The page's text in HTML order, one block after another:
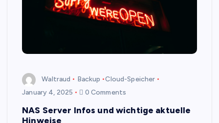
Waltraud Backup
Cloud-Speicher
January 4, 2025
0 Comments
NAS Server Infos und wichtige aktuelle
Hinweise